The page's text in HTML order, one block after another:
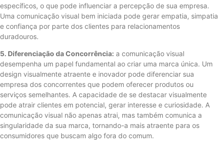
específicos, o que pode influenciar a percepção de sua empresa.
Uma comunicação visual bem iniciada pode gerar empatia, simpatia
e confiança por parte dos clientes para relacionamentos
duradouros.
5. Diferenciação da Concorrência: a comunicação visual
desempenha um papel fundamental ao criar uma marca única. Um
design visualmente atraente e inovador pode diferenciar sua
empresa dos concorrentes que podem oferecer produtos ou
serviços semelhantes. A capacidade de se destacar visualmente
pode atrair clientes em potencial, gerar interesse e curiosidade. A
comunicação visual não apenas atrai, mas também comunica a
singularidade da sua marca, tornando-a mais atraente para os
consumidores que buscam algo fora do comum.